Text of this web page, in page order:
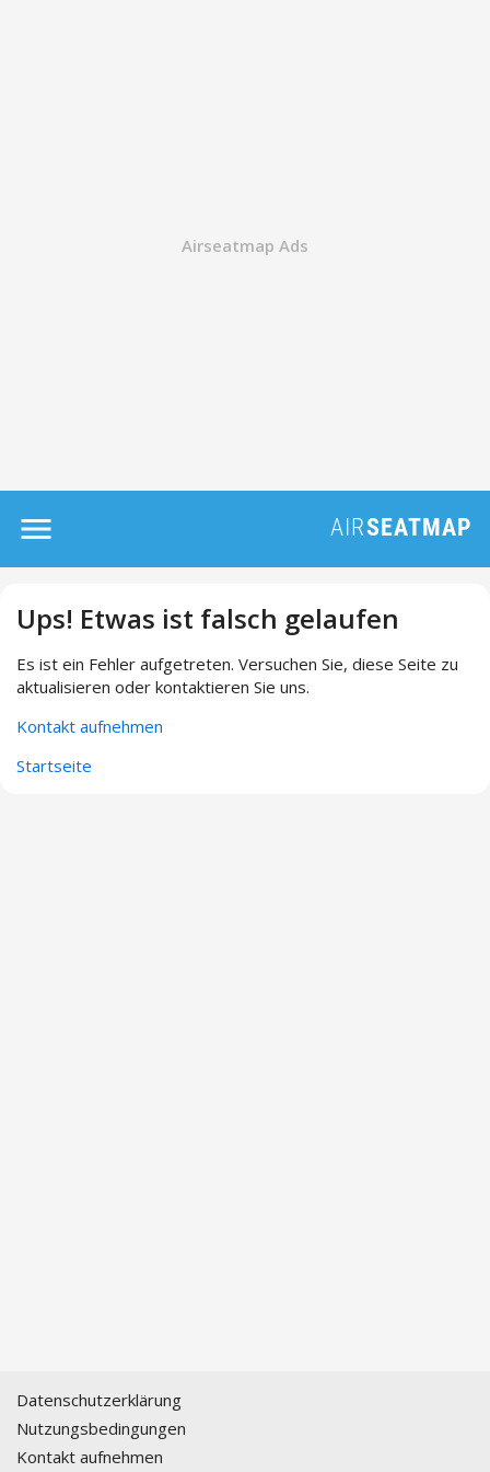
Ups! Etwas ist falsch gelaufen
Es ist ein Fehler aufgetreten. Versuchen Sie, diese Seite zu
aktualisieren oder kontaktieren Sie uns.
Kontakt aufnehmen
Startseite
Datenschutzerklärung
Nutzungsbedingungen
Kontakt aufnehmen